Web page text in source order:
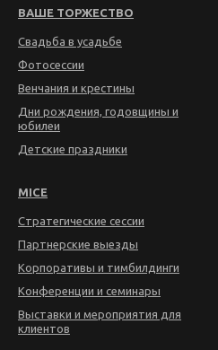
ВАШЕ ТОРЖЕСТВО
Свадьба в усадьбе
Фотосессии
Венчания и крестины
Дни рождения, годовщины и
юбилеи
Детские праздники
MICE
Стратегические сессии
Партнерские выезды
Корпоративы и тимбилдинги
Конференции и семинары
Выставки и мероприятия для
клиентов